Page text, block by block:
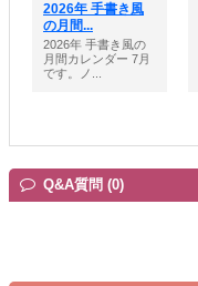
2026年 手書き風
の月間...
2026年 手書き風の
月間カレンダー 7月
です。ノ...
Q&A質問 (0)